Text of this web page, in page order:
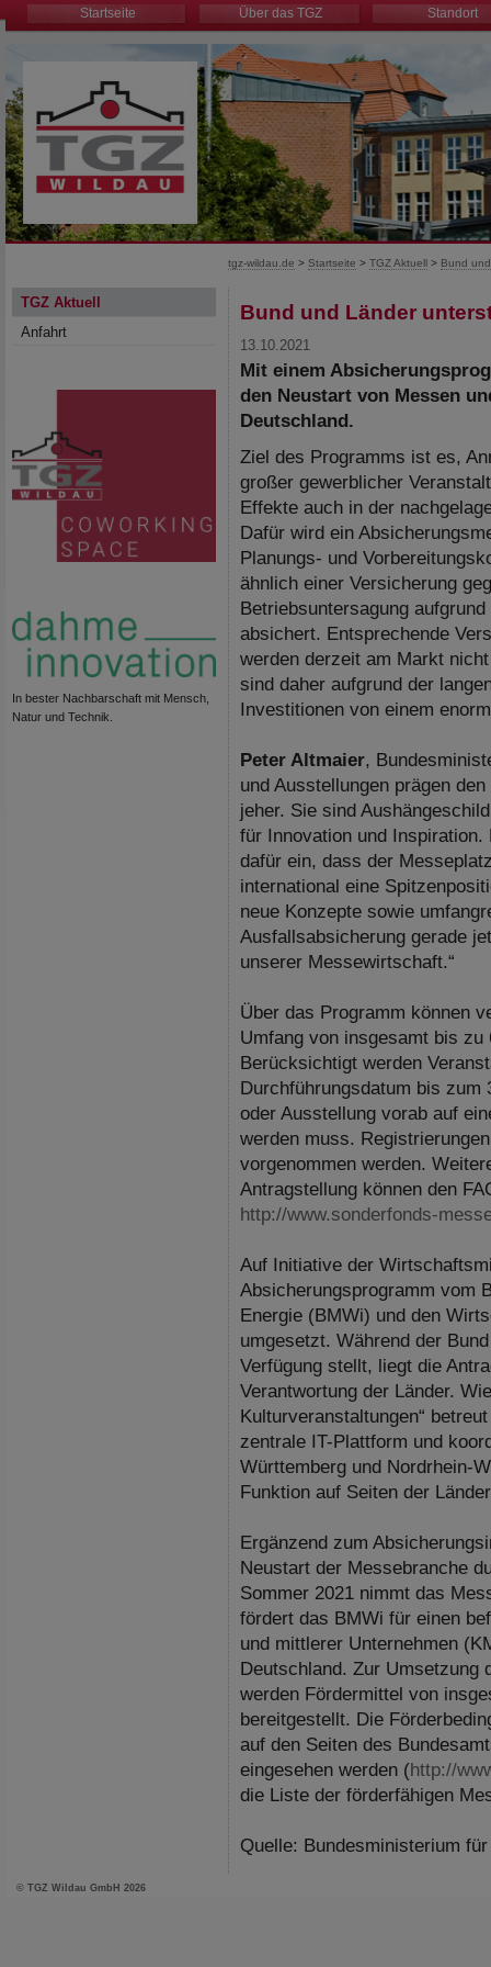
Startseite Über das TGZ Standort
tgz-wildau.de >Startseite >TGZ Aktuell > Bund
TGZ Aktuell
Anfahrt
In bester Nachbarschaft mit Mensch,
Natur und Technik.
Bund und Länder
13.10.2021
Mit einem
den Neustart von Messen
Deutschland.
Ziel des Programms ist es,
großer gewerblicher
Effekte auch in der
Dafür wird ein
Planungs- und
ähnlich einer Versicherung
Betriebsuntersagung
absichert. Entsprechende
werden derzeit am Markt
sind daher aufgrund der
Investitionen von einem
Peter Altmaier,
und Ausstellungen prägen
jeher. Sie sind
für Innovation und
dafür ein, dass der
international eine
neue Konzepte sowie
Ausfallsabsicherung gerade
unserer Messewirtschaft.“
Über das Programm können
Umfang von insgesamt bis
Berücksichtigt werden
Durchführungsdatum bis zum
oder Ausstellung vorab auf
werden muss.
vorgenommen werden.
Antragstellung können den
http://www.sonderfonds-
Auf Initiative der
Absicherungsprogramm vom
Energie (BMWi) und den
umgesetzt. Während der
Verfügung stellt, liegt die
Verantwortung der Länder.
Kulturveranstaltungen“
zentrale IT-Plattform und
Württemberg und Nordrhein-
Funktion auf Seiten der
Ergänzend zum
Neustart der Messebranche
Sommer 2021 nimmt das
fördert das BMWi für einen
und mittlerer Unternehmen
Deutschland. Zur Umsetzung
werden Fördermittel von
bereitgestellt. Die
auf den Seiten des
eingesehen werden (http://
die Liste der förderfähigen
Quelle: Bundesministerium
© TGZ Wildau GmbH 2026